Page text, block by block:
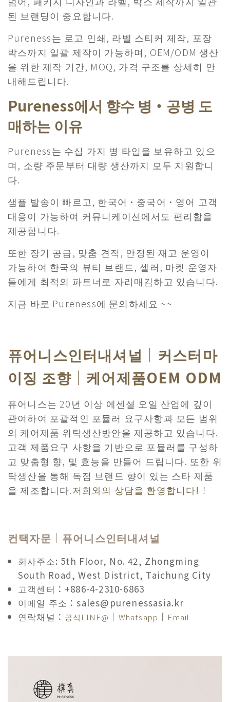
된 브랜딩이 중요합니다.
Pureness는 로고 인쇄, 라벨 스티커 제작, 포장
박스까지 일괄 제작이 가능하며, OEM/ODM 생산
을 위한 제작 기간, MOQ, 가격 구조를 상세히 안
내해드립니다.
Pureness에서 향수 병・공병 도
매하는 이유
Pureness는 수십 가지 병 타입을 보유하고 있으
며, 소량 주문부터 대량 생산까지 모두 지원합니
다.
​샘플 발송이 빠르고, 한국어·중국어·영어 고객
대응이 가능하여 커뮤니케이션에서도 편리함을
제공합니다.
또한 장기 공급, 맞춤 견적, 안정된 재고 운영이
가능하여 한국의 뷰티 브랜드, 셀러, 마켓 운영자
들에게 최적의 파트너로 자리매김하고 있습니다.
지금 바로 Pureness에 문의하세요 ~~
퓨어니스인터내셔널｜커스터마
이징 조향｜케어제품OEM ODM
퓨어니스는 20년 이상 에센셜 오일 산업에 깊이
관여하여 포괄적인 포뮬러 요구사항과 모든 범위
의 케어제품 위탁생산방안을 제공하고 있습니다.
고객 제품요구 사항을 기반으로 포뮬러를 구성하
고 맞춤형 향, 및 효능을 만들어 드립니다. 또한 위
탁생산을 통해 독점 브랜드 향이 있는 스타 제품
을 제조합니다.저희와의 상담을 환영합니다! ！
컨택자문｜퓨어니스인터내셔널
회사주소: 5th Floor, No. 42, Zhongming
South Road, West District, Taichung City
고객센터：+886-4-2310-6863
이메일 주소：sales@purenessasia.kr
연락채널： 공식LINE@ ｜ Whatsapp ｜ Email